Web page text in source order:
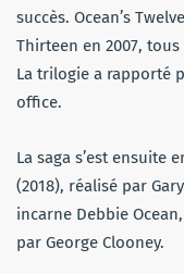
succès. Ocean’s
Thirteen en 2007,
La trilogie a rapporté
office.
La saga s’est ensuite
(2018), réalisé par
incarne Debbie
par George Clooney.